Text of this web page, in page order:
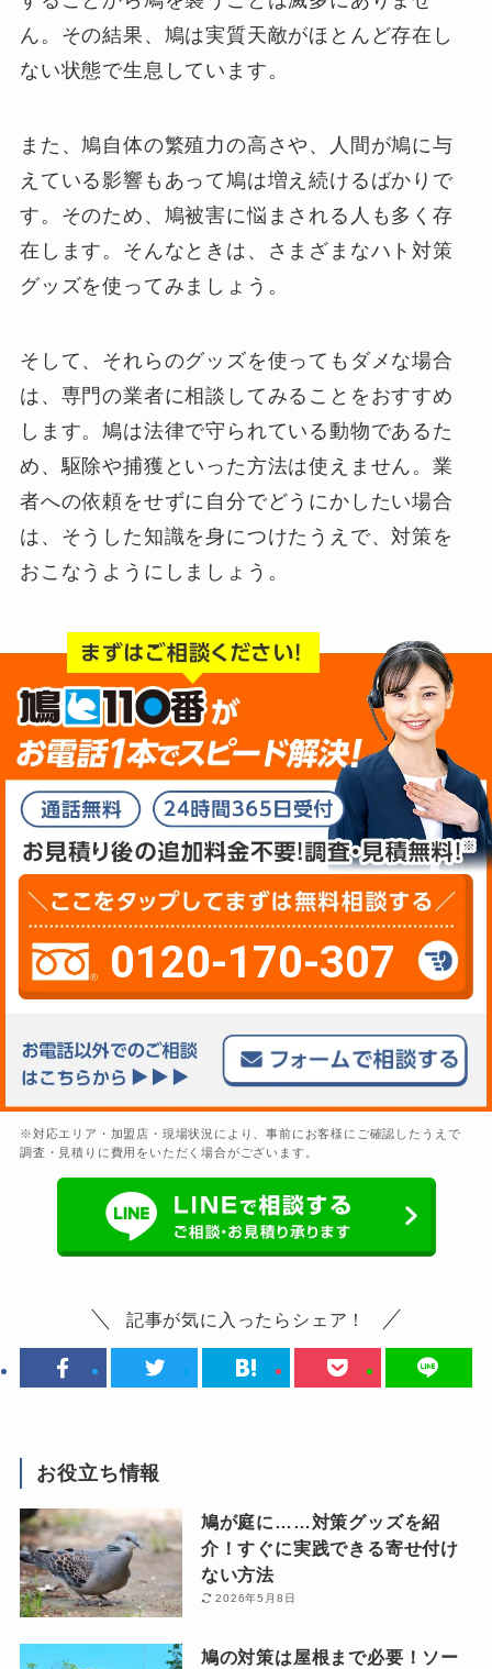
ん。その結果、鳩は実質天敵がほとんど存在し
ない状態で生息しています。
また、鳩自体の繁殖力の高さや、人間が鳩に与
えている影響もあって鳩は増え続けるばかりで
す。そのため、鳩被害に悩まされる人も多く存
在します。そんなときは、さまざまなハト対策
グッズを使ってみましょう。
そして、それらのグッズを使ってもダメな場合
は、専門の業者に相談してみることをおすすめ
します。鳩は法律で守られている動物であるた
め、駆除や捕獲といった方法は使えません。業
者への依頼をせずに自分でどうにかしたい場合
は、そうした知識を身につけたうえで、対策を
おこなうようにしましょう。
0120-170-307
※対応エリア・加盟店・現場状況により、事前にお客様にご確認したうえで
調査・見積りに費用をいただく場合がございます。
記事が気に入ったらシェア！
お役立ち情報
鳩が庭に……対策グッズを紹
介！すぐに実践できる寄せ付け
ない方法
2026年5月8日
鳩の対策は屋根まで必要！ソー